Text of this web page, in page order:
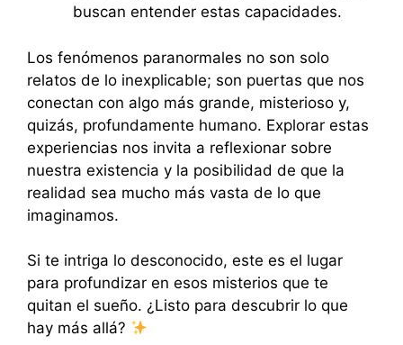
buscan entender estas capacidades.
Los fenómenos paranormales no son solo
relatos de lo inexplicable; son puertas que nos
conectan con algo más grande, misterioso y,
quizás, profundamente humano. Explorar estas
experiencias nos invita a reflexionar sobre
nuestra existencia y la posibilidad de que la
realidad sea mucho más vasta de lo que
imaginamos.
Si te intriga lo desconocido, este es el lugar
para profundizar en esos misterios que te
quitan el sueño. ¿Listo para descubrir lo que
hay más allá?